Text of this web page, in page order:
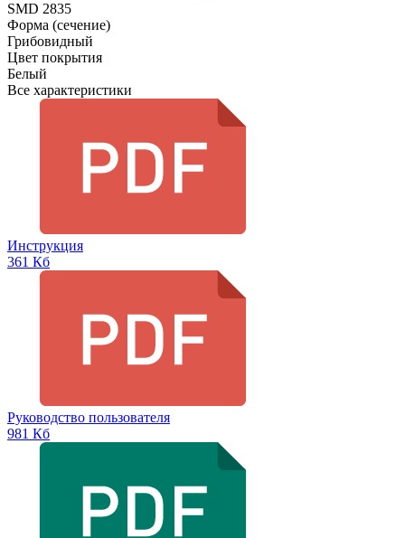
SMD 2835
Форма (сечение)
Грибовидный
Цвет покрытия
Белый
Все характеристики
Инструкция
361 Кб
Руководство пользователя
981 Кб